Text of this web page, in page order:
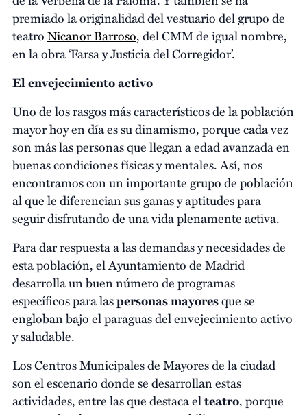
premiado la originalidad del vestuario del grupo de
teatroNicanor Barroso, del CMM de igual nombre,
en la obra ‘Farsa y Justicia del Corregidor’.
El envejecimiento activo
Uno de los rasgos más característicos de la población
mayor hoy en día es su dinamismo, porque cada vez
son más las personas que llegan a edad avanzada en
buenas condiciones físicas y mentales. Así, nos
encontramos con un importante grupo de población
al que le diferencian sus ganas y aptitudes para
seguir disfrutando de una vida plenamente activa.
Para dar respuesta a las demandas y necesidades de
esta población, el Ayuntamiento de Madrid
desarrolla un buen número de programas
específicos para laspersonas mayoresque se
engloban bajo el paraguas del envejecimiento activo
y saludable.
Los Centros Municipales de Mayores de la ciudad
son el escenario donde se desarrollan estas
actividades, entre las que destaca elteatro, porque